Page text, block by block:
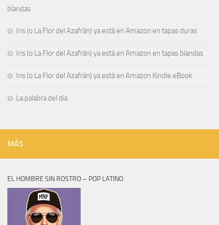
blandas
Iris (o La Flor del Azafrán) ya está en Amazon en tapas duras
Iris (o La Flor del Azafrán) ya está en Amazon en tapas blandas
Iris (o La Flor del Azafrán) ya está en Amazon Kindle eBook
La palabra del día
MÁS
EL HOMBRE SIN ROSTRO – POP LATINO